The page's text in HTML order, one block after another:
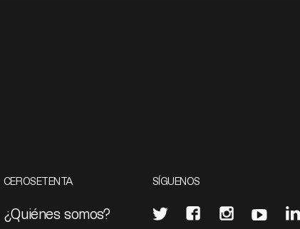
CEROSETENTA
¿Quiénes somos?
SÍGUENOS